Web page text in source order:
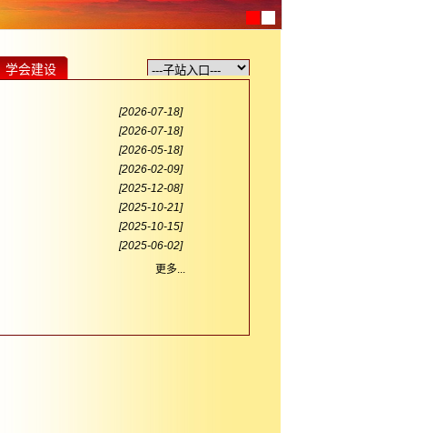
学会建设
[2026-07-18]
[2026-07-18]
[2026-05-18]
[2026-02-09]
[2025-12-08]
[2025-10-21]
[2025-10-15]
[2025-06-02]
更多...